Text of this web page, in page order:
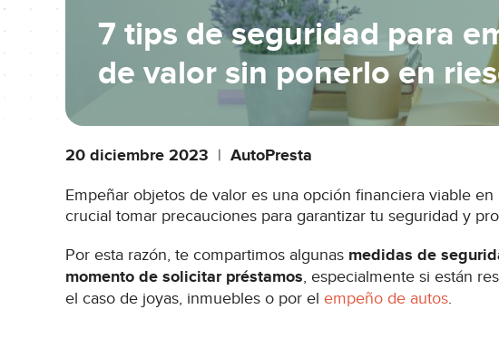
7 tips de seguridad para
de valor sin ponerlo en
20 diciembre 2023 | AutoPresta
Empeñar objetos de valor es una opción financiera viable
crucial tomar precauciones para garantizar tu seguridad y
Por esta razón, te compartimos algunas medidas de
momento de solicitar préstamos, especialmente si están
el caso de joyas, inmuebles o por el empeño de autos.